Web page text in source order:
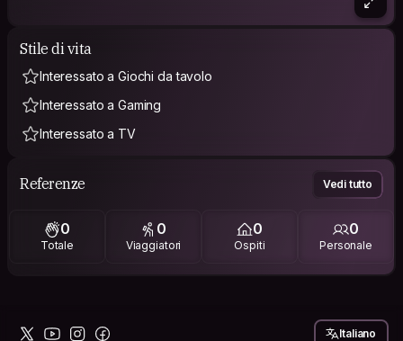
Stile di vita
Interessato a Giochi da tavolo
Interessato a Gaming
Interessato a TV
Referenze Vedi tutto
0
Totale
0
Viaggiatori
0
Ospiti
0
Personale
Italiano